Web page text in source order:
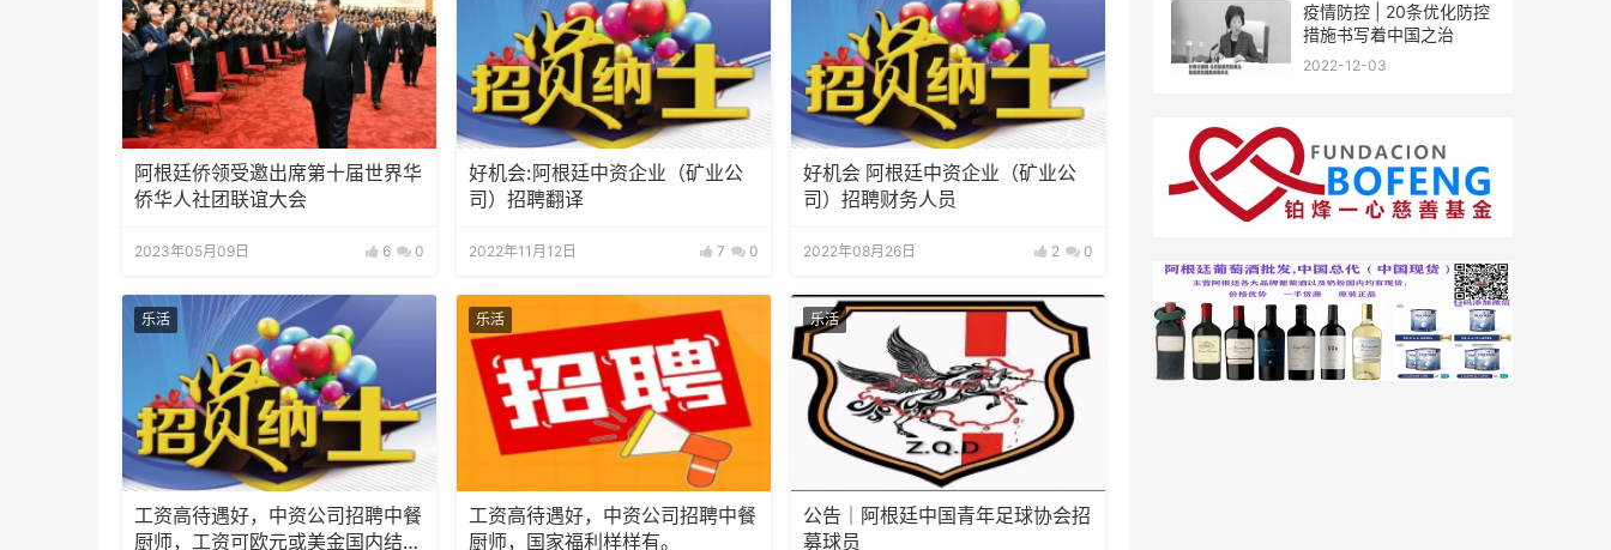
阿根廷侨领受邀出席第十届世界华
侨华人社团联谊大会
2023年05月09日 6 0
好机会:阿根廷中资企业（矿业公
司）招聘翻译
2022年11月12日 7 0
好机会 阿根廷中资企业（矿业公
司）招聘财务人员
2022年08月26日 2 0
乐活
工资高待遇好，中资公司招聘中餐
厨师，工资可欧元或美金国内结
乐活
工资高待遇好，中资公司招聘中餐
厨师，国家福利样样有。
乐活
公告｜阿根廷中国青年足球协会招
募球员
疫情防控 | 20条优化防控
措施书写着中国之治
2022-12-03